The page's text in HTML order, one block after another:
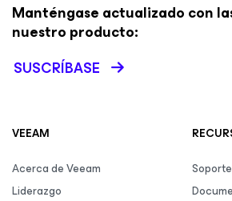
Manténgase actualizado con
nuestro producto:
SUSCRÍBASE
VEEAM
Acerca de Veeam
Liderazgo
Soporte